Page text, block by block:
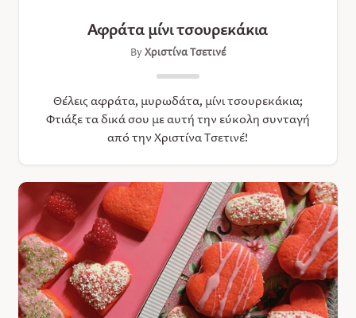
Αφράτα μίνι τσουρεκάκια
By Χριστίνα Τσετινέ
Θέλεις αφράτα, μυρωδάτα, μίνι τσουρεκάκια;
Φτιάξε τα δικά σου με αυτή την εύκολη συνταγή
από την Χριστίνα Τσετινέ!